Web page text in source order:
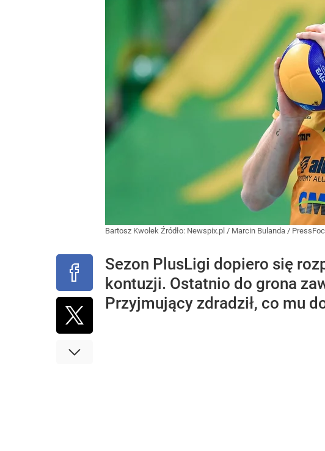
Bartosz Kwolek Źródło: Newspix.pl / Marcin Bulanda /
Sezon PlusLigi dopiero się
kontuzji. Ostatnio do grona
Przyjmujący zdradził, co mu